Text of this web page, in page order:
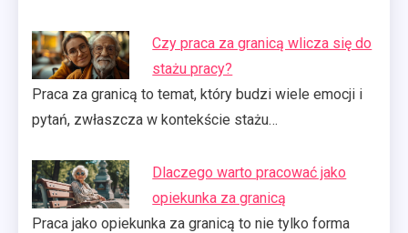
Czy praca za granicą wlicza się do
stażu pracy?
Praca za granicą to temat, który budzi wiele emocji i
pytań, zwłaszcza w kontekście stażu…
Dlaczego warto pracować jako
opiekunka za granicą
Praca jako opiekunka za granicą to nie tylko forma